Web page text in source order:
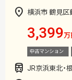
横浜市 鶴見区
3,399万
中古マンション
JR京浜東北・